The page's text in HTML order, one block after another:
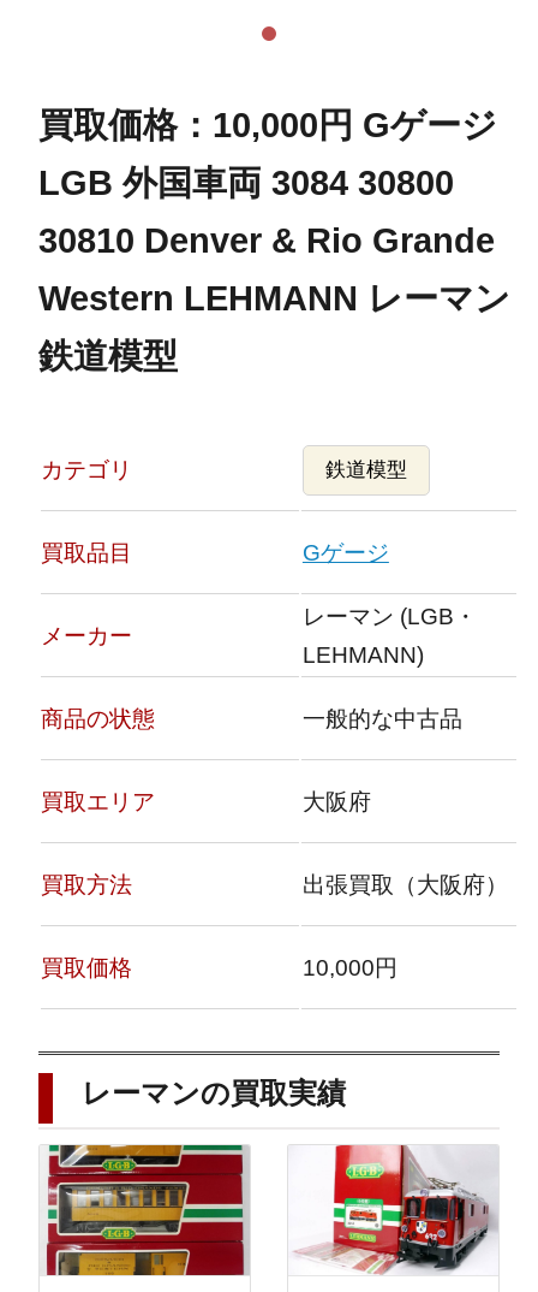
買取価格：10,000円 Gゲージ
LGB 外国車両 3084 30800
30810 Denver & Rio Grande
Western LEHMANN レーマン
鉄道模型
カテゴリ 鉄道模型
買取品目 Gゲージ
メーカー
レーマン (LGB・
LEHMANN)
商品の状態 一般的な中古品
買取エリア 大阪府
買取方法 出張買取（大阪府）
買取価格 10,000円
レーマンの買取実績